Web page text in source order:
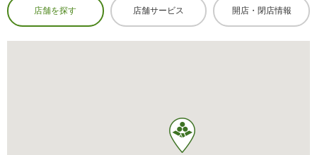
店舗を探す 店舗サービス 開店・閉店情報